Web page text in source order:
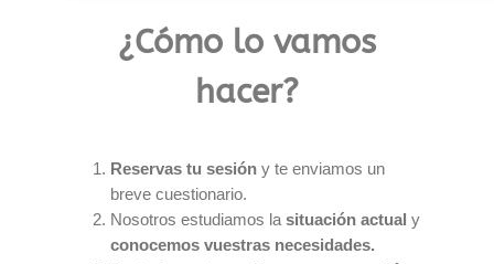
¿Cómo lo vamos
hacer?
Reservas tu sesión y te enviamos un
breve cuestionario.
Nosotros estudiamos la situación actual y
conocemos vuestras necesidades.